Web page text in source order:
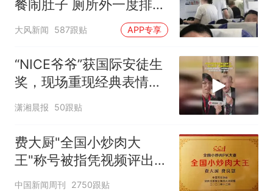
餐闹肚子 厕所外一度排长
队
大风新闻 587跟贴 APP专享
“NICE爷爷”获国际安徒生
奖，现场重现经典表情
包，向中国粉丝问好
潇湘晨报 50跟贴
费大厨"全国小炒肉大
王"称号被指凭视频评出
官方回应
中国新闻周刊 2750跟贴